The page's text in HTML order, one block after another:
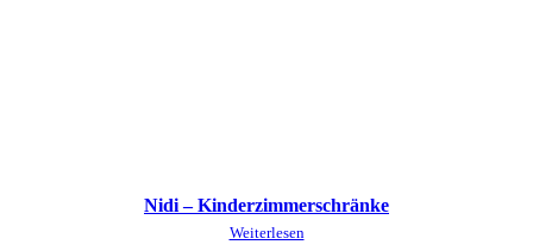
Nidi – Kinderzimmerschränke
Weiterlesen